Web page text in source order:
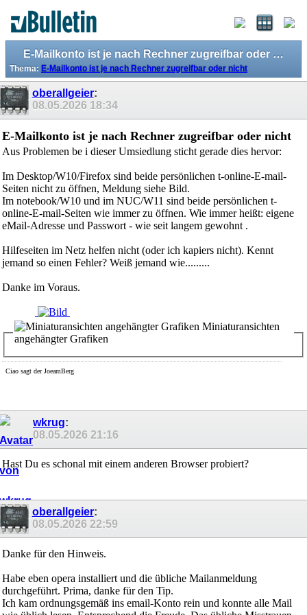
E-Mailkonto ist je nach Rechner zugreifbar oder nicht
Thema: E-Mailkonto ist je nach Rechner zugreifbar oder nicht
oberallgeier:
08.05.2026 18:34
E-Mailkonto ist je nach Rechner zugreifbar oder nicht
Aus Problemen be i dieser Umsiedlung sticht gerade dies hervor:
Im Desktop/W10/Firefox sind beide persönlichen t-online-E-mail-
Seiten nicht zu öffnen, Meldung siehe Bild.
Im notebook/W10 und im NUC/W11 sind beide persönlichen t-
online-E-mail-Seiten wie immer zu öffnen. Wie immer heißt: eigene
eMail-Adresse und Passwort - wie seit langem gewohnt .
Hilfeseiten im Netz helfen nicht (oder ich kapiers nicht). Kennt
jemand so einen Fehler? Weiß jemand wie.........
Danke im Voraus.
Miniaturansichten
angehängter Grafiken
Ciao sagt der JoeamBerg
wkrug:
08.05.2026 21:16
Hast Du es schonal mit einem anderen Browser probiert?
oberallgeier:
08.05.2026 22:59
Danke für den Hinweis.
Habe eben opera installiert und die übliche Mailanmeldung
durchgeführt. Prima, danke für den Tip.
Ich kam ordnungsgemäß ins email-Konto rein und konnte alle Mail